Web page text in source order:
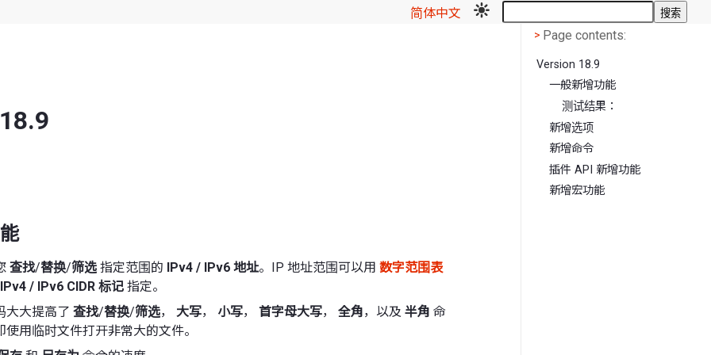
简体中文 搜索
查找/替换/筛选 指定范围的 IPv4 / IPv6 地址。IP 地址范围可以用 数字范围表
IPv4 / IPv6 CIDR 标记 指定。
大大提高了 查找/替换/筛选， 大写， 小写， 首字母大写， 全角，以及 半角 命
使用临时文件打开非常大的文件。
< Page contents
> Page contents:
Version 18.9
一般新增功能
测试结果：
新增选项
新增命令
插件 API 新增功能
新增宏功能